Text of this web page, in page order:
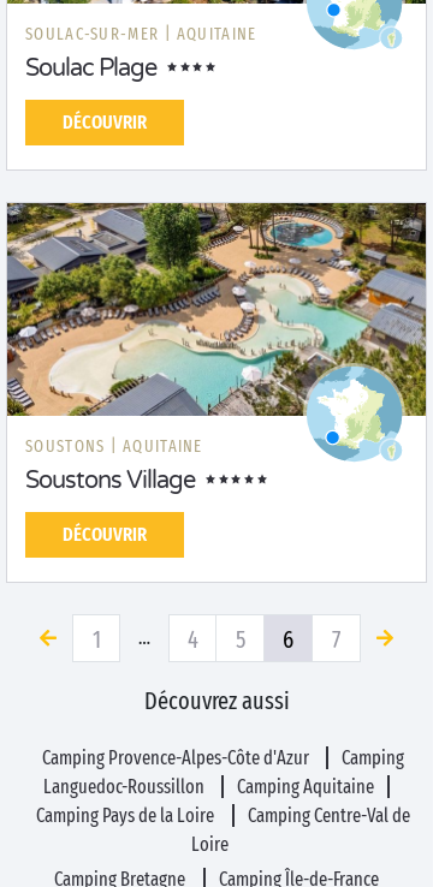
SOULAC-SUR-MER | AQUITAINE
Soulac Plage
DÉCOUVRIR
SOUSTONS | AQUITAINE
Soustons Village
DÉCOUVRIR
1 … 4 5 6 7
Découvrez aussi
Camping Provence-Alpes-Côte d'Azur
Camping
Languedoc-Roussillon
Camping Aquitaine
Camping Pays de la Loire
Camping Centre-Val de
Loire
Camping Bretagne
Camping Île-de-France